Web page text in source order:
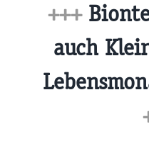
+++
auch